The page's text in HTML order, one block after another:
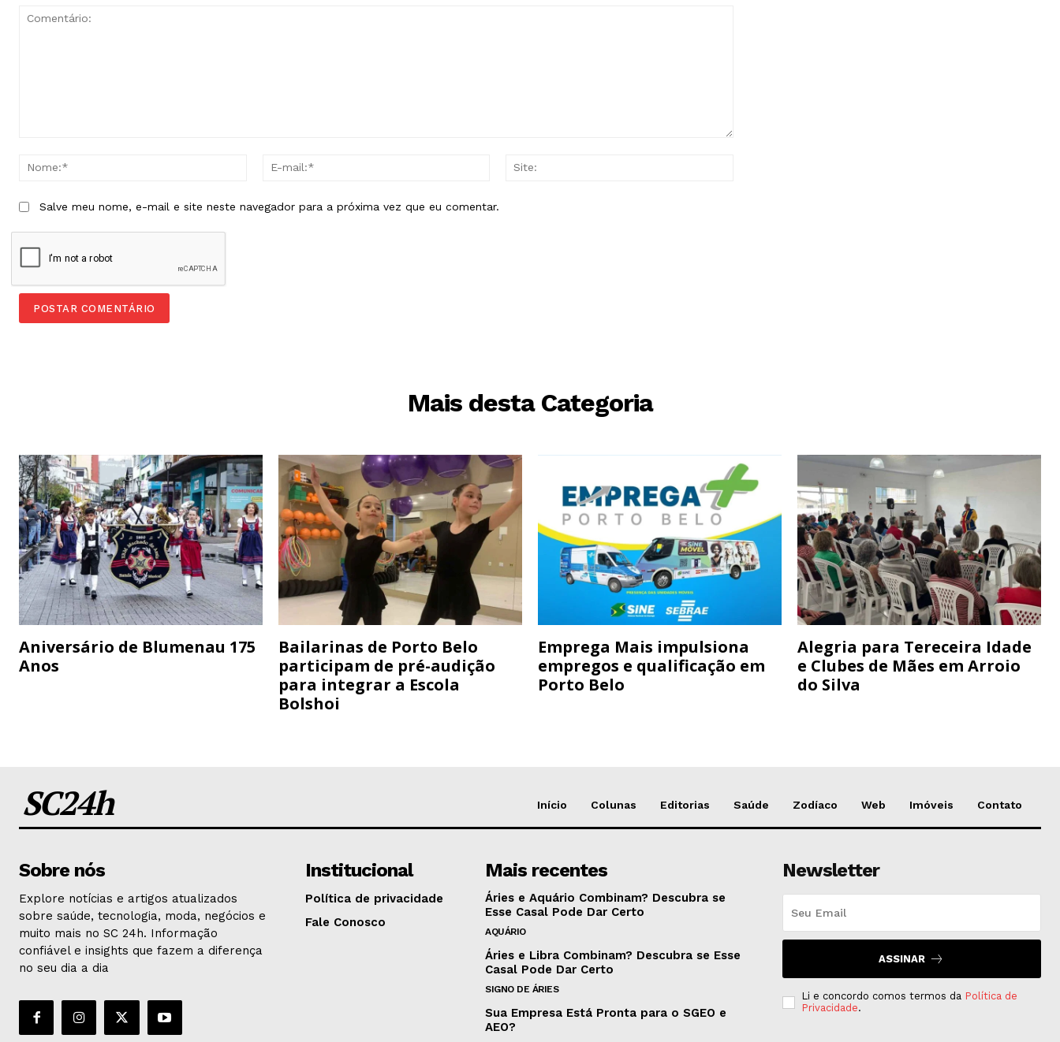
Nome:*
Salve meu nome, e-mail e site neste navegador para a próxima vez que eu comentar.
Mais desta Categoria
Aniversário de Blumenau 175
Anos
Bailarinas de Porto Belo
participam de pré-audição
para integrar a Escola
Bolshoi
Emprega Mais impulsiona
empregos e qualificação em
Porto Belo
Alegria para Tereceira Idade
e Clubes de Mães em Arroio
do Silva
SC24h Início Colunas Editorias Saúde Zodíaco Web Imóveis Contato
Sobre nós
Explore notícias e artigos atualizados
sobre saúde, tecnologia, moda, negócios e
muito mais no SC 24h. Informação
confiável e insights que fazem a diferença
no seu dia a dia
Institucional
Política de privacidade
Fale Conosco
Mais recentes
Áries e Aquário Combinam? Descubra se
Esse Casal Pode Dar Certo
AQUÁRIO
Áries e Libra Combinam? Descubra se Esse
Casal Pode Dar Certo
SIGNO DE ÁRIES
Sua Empresa Está Pronta para o SGEO e
AEO?
Newsletter
ASSINAR
Li e concordo comos termos da Política de
Privacidade.